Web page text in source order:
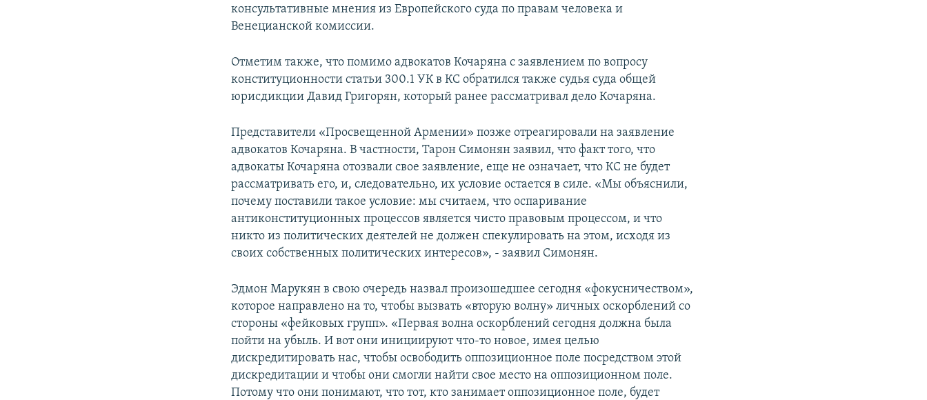
консультативные мнения из Европейского суда по правам человека и
Венецианской комиссии.
Отметим также, что помимо адвокатов Кочаряна с заявлением по вопросу
конституционности статьи 300.1 УК в КС обратился также судья суда общей
юрисдикции Давид Григорян, который ранее рассматривал дело Кочаряна.
Представители «Просвещенной Армении» позже отреагировали на заявление
адвокатов Кочаряна. В частности, Тарон Симонян заявил, что факт того, что
адвокаты Кочаряна отозвали свое заявление, еще не означает, что КС не будет
рассматривать его, и, следовательно, их условие остается в силе. «Мы объяснили,
почему поставили такое условие: мы считаем, что оспаривание
антиконституционных процессов является чисто правовым процессом, и что
никто из политических деятелей не должен спекулировать на этом, исходя из
своих собственных политических интересов», - заявил Симонян.
Эдмон Марукян в свою очередь назвал произошедшее сегодня «фокусничеством»,
которое направлено на то, чтобы вызвать «вторую волну» личных оскорблений со
стороны «фейковых групп». «Первая волна оскорблений сегодня должна была
пойти на убыль. И вот они инициируют что-то новое, имея целью
дискредитировать нас, чтобы освободить оппозиционное поле посредством этой
дискредитации и чтобы они смогли найти свое место на оппозиционном поле.
Потому что они понимают, что тот, кто занимает оппозиционное поле, будет